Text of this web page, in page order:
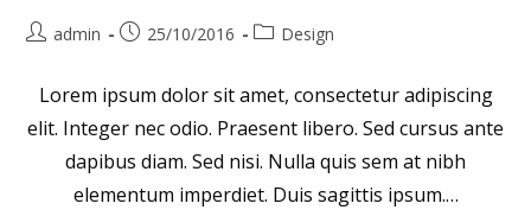
Beitrags-
admin
Beitrag25/10/2016
Beitrags-
Design
Lorem ipsum dolor sit amet, consectetur adipiscing
elit. Integer nec odio. Praesent libero. Sed cursus ante
dapibus diam. Sed nisi. Nulla quis sem at nibh
elementum imperdiet. Duis sagittis ipsum.…